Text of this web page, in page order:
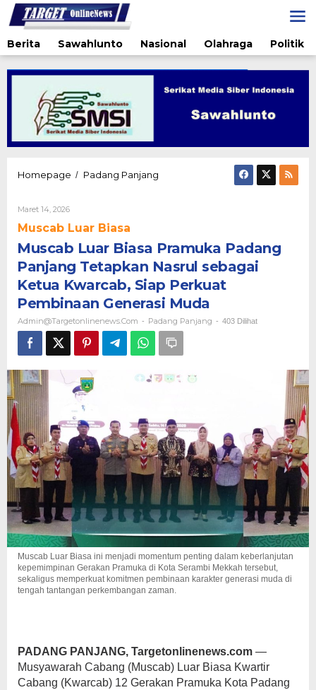
Lewati
ke
konten
Berita
Sawahlunto Nasional Olahraga Politik
Homepage / Padang Panjang
Tetapkan
Nasrul
Ketua
Kwarcab,
Perkuat
Pembinaan
Maret 14, 2026Oleh
Muscab Luar Biasa
Muscab Luar Biasa Pramuka Padang
Panjang Tetapkan Nasrul sebagai
Ketua Kwarcab, Siap Perkuat
Pembinaan Generasi Muda
Admin@targetonlinenews.com - Padang Panjang - 403 Dilihat
Muscab Luar Biasa ini menjadi momentum penting dalam keberlanjutan
kepemimpinan Gerakan Pramuka di Kota Serambi Mekkah tersebut,
sekaligus memperkuat komitmen pembinaan karakter generasi muda di
tengah tantangan perkembangan zaman.
PADANG PANJANG, Targetonlinenews.com —
Musyawarah Cabang (Muscab) Luar Biasa Kwartir
Cabang (Kwarcab) 12 Gerakan Pramuka Kota Padang